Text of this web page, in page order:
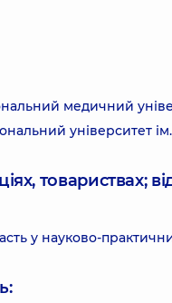
медичний
університет
товариствах;
у науково-